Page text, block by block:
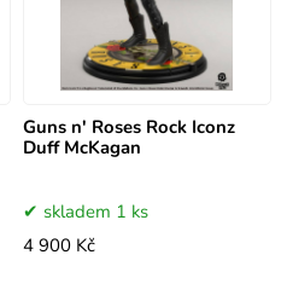
Guns n' Roses Rock Iconz
Duff McKagan
skladem 1 ks
4 900 Kč